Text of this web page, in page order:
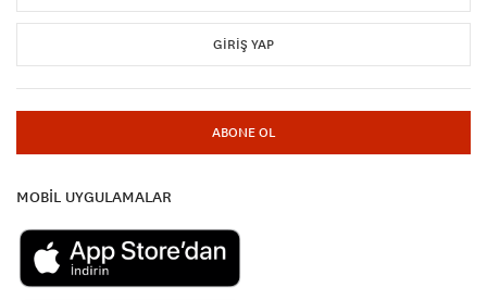
GIRIŞ YAP
ABONE OL
MOBİL UYGULAMALAR